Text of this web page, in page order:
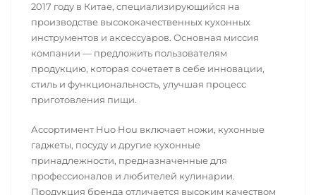
2017 году в Китае, специализирующийся на
производстве высококачественных кухонных
инструментов и аксессуаров. Основная миссия
компании — предложить пользователям
продукцию, которая сочетает в себе инновации,
стиль и функциональность, улучшая процесс
приготовления пищи.
Ассортимент Huo Hou включает ножи, кухонные
гаджеты, посуду и другие кухонные
принадлежности, предназначенные для
профессионалов и любителей кулинарии.
Продукция бренда отличается высоким качеством